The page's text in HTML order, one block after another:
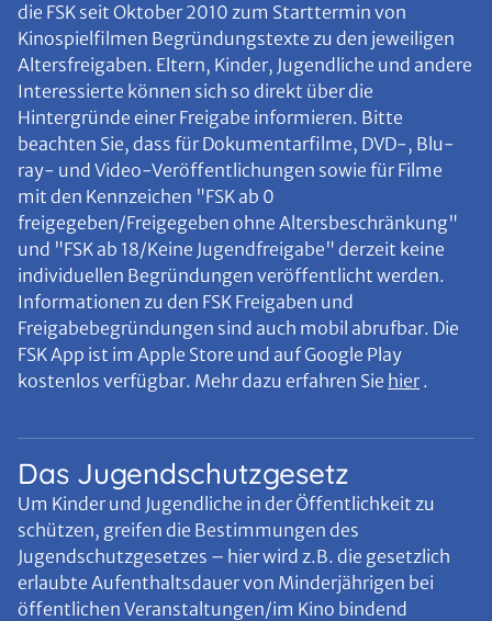
die FSK seit Oktober 2010 zum Starttermin von
Kinospielfilmen Begründungstexte zu den jeweiligen
Altersfreigaben. Eltern, Kinder, Jugendliche und andere
Interessierte können sich so direkt über die
Hintergründe einer Freigabe informieren. Bitte
beachten Sie, dass für Dokumentarfilme, DVD-, Blu-
ray- und Video-Veröffentlichungen sowie für Filme
mit den Kennzeichen "FSK ab 0
freigegeben/Freigegeben ohne Altersbeschränkung"
und "FSK ab 18/Keine Jugendfreigabe" derzeit keine
individuellen Begründungen veröffentlicht werden.
Informationen zu den FSK Freigaben und
Freigabebegründungen sind auch mobil abrufbar. Die
FSK App ist im Apple Store und auf Google Play
kostenlos verfügbar. Mehr dazu erfahren Sie hier .
Das Jugendschutzgesetz
Um Kinder und Jugendliche in der Öffentlichkeit zu
schützen, greifen die Bestimmungen des
Jugendschutzgesetzes – hier wird z.B. die gesetzlich
erlaubte Aufenthaltsdauer von Minderjährigen bei
öffentlichen Veranstaltungen/im Kino bindend